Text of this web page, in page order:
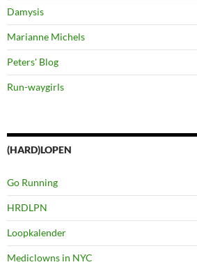
Damysis
Marianne Michels
Peters' Blog
Run-waygirls
(HARD)LOPEN
Go Running
HRDLPN
Loopkalender
Mediclowns in NYC